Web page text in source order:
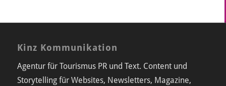
Kinz Kommunikation
Agentur für Tourismus PR und Text. Content und
Storytelling für Websites, Newsletters, Magazine,